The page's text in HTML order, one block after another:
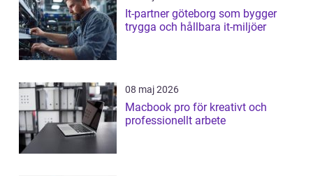
It-partner göteborg som bygger
trygga och hållbara it-miljöer
08 maj 2026
Macbook pro för kreativt och
professionellt arbete